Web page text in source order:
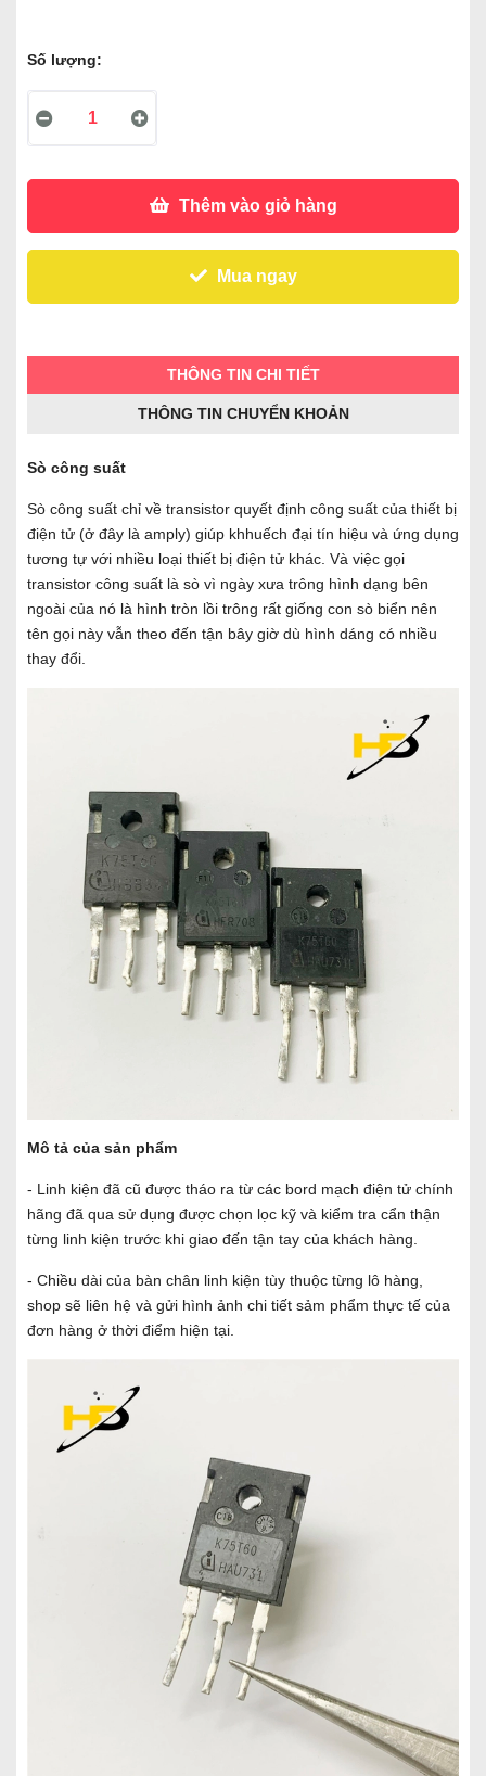
Số lượng:
Thêm vào giỏ hàng
Mua ngay
THÔNG TIN CHI TIẾT
THÔNG TIN CHUYỂN KHOẢN
Sò công suất
Sò công suất chỉ về transistor quyết định công suất của thiết bị
điện tử (ở đây là amply) giúp khhuếch đại tín hiệu và ứng dụng
tương tự với nhiều loại thiết bị điện tử khác. Và việc gọi
transistor công suất là sò vì ngày xưa trông hình dạng bên
ngoài của nó là hình tròn lồi trông rất giống con sò biển nên
tên gọi này vẫn theo đến tận bây giờ dù hình dáng có nhiều
thay đổi.
Mô tả của sản phẩm
- Linh kiện đã cũ được tháo ra từ các bord mạch điện tử chính
hãng đã qua sử dụng được chọn lọc kỹ và kiểm tra cẩn thận
từng linh kiện trước khi giao đến tận tay của khách hàng.
- Chiều dài của bàn chân linh kiện tùy thuộc từng lô hàng,
shop sẽ liên hệ và gửi hình ảnh chi tiết sảm phẩm thực tế của
đơn hàng ở thời điểm hiện tại.